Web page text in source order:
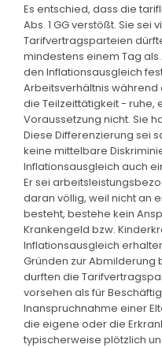
Es entschied, dass die
Abs. 1 GG verstößt. Sie sei
Tarifvertragsparteien
mindestens einem Tag
den Inflationsausgleich
Arbeitsverhältnis
die Teilzeittätigkeit - ruhe,
Voraussetzung nicht. Sie
Diese Differenzierung sei
keine mittelbare
Inflationsausgleich auch
Er sei
daran völlig, weil nicht an
besteht, bestehe kein
Krankengeld bzw.
Inflationsausgleich
Gründen zur Abmilderung
durften die
vorsehen als für
Inanspruchnahme einer
die eigene oder die
typischerweise plötzlich